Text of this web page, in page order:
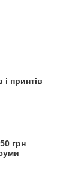
і принтів
грн